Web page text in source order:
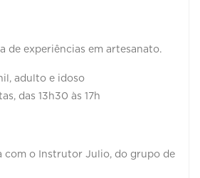
de experiências em artesanato.
adulto e idoso
das 13h30 às 17h
com o Instrutor Julio, do grupo de